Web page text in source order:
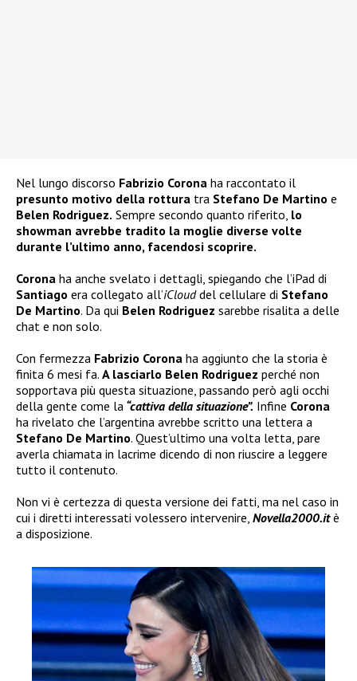
Nel lungo discorso Fabrizio Corona ha raccontato il
presunto motivo della rottura tra Stefano De Martino e
Belen Rodriguez. Sempre secondo quanto riferito, lo
showman avrebbe tradito la moglie diverse volte
durante l’ultimo anno, facendosi scoprire.
Corona ha anche svelato i dettagli, spiegando che l’iPad di
Santiago era collegato all’iClouddel cellulare di Stefano
De Martino. Da qui Belen Rodriguez sarebbe risalita a delle
chat e non solo.
Con fermezza Fabrizio Corona ha aggiunto che la storia è
finita 6 mesi fa. A lasciarlo Belen Rodriguez perché non
sopportava più questa situazione, passando però agli occhi
della gente come la “cattiva della situazione”. Infine Corona
ha rivelato che l’argentina avrebbe scritto una lettera a
Stefano De Martino. Quest’ultimo una volta letta, pare
averla chiamata in lacrime dicendo di non riuscire a leggere
tutto il contenuto.
Non vi è certezza di questa versione dei fatti, ma nel caso in
cui i diretti interessati volessero intervenire, Novella2000.itè
a disposizione.